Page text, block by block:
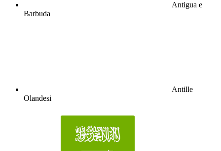
Antigua e
Barbuda
Antille
Olandesi